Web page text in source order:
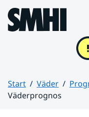
Hoppa till sidans innehåll
Start Väder
Väderprognos